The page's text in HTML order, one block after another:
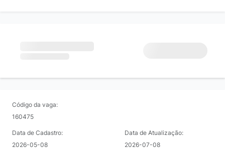
Código da vaga:
160475
Data de Cadastro:
2026-05-08
Data de Atualização:
2026-07-08